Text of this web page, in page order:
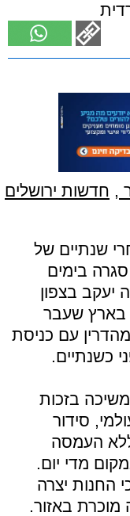
, חדשות ירושלים
שנתיים של
בימים
יעקב בצפון
בארץ שעבר
עם כניסת
כשנתיים.
בזכות
סידור
העמסה
מדי יום.
החנות יצרה
באזור.